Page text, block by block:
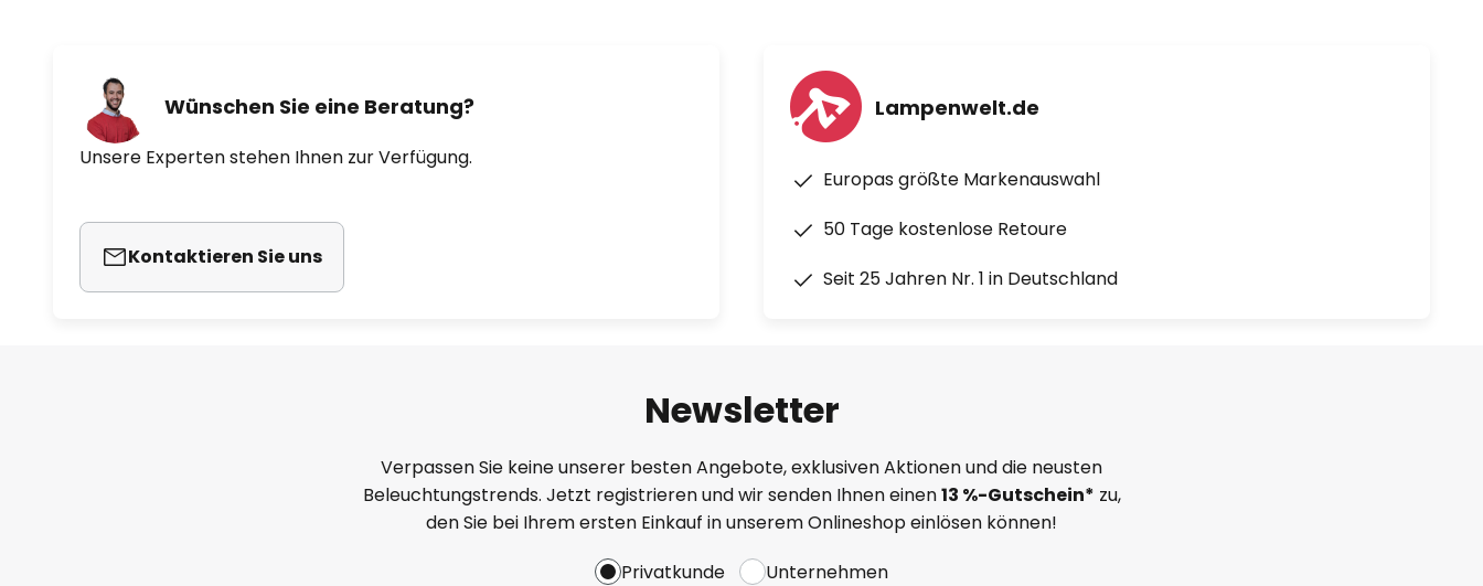
Wünschen Sie eine Beratung?
Unsere Experten stehen Ihnen zur Verfügung.
Kontaktieren Sie uns
Lampenwelt.de
Europas größte Markenauswahl
50 Tage kostenlose Retoure
Seit 25 Jahren Nr. 1 in Deutschland
Newsletter
Verpassen Sie keine unserer besten Angebote, exklusiven Aktionen und die neusten
Beleuchtungstrends. Jetzt registrieren und wir senden Ihnen einen13 %-Gutschein* zu,
den Sie bei Ihrem ersten Einkauf in unserem Onlineshop einlösen können!
Privatkunde
Unternehmen